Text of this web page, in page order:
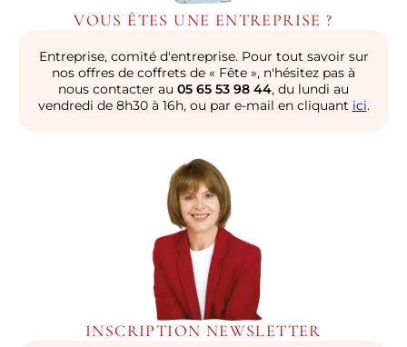
VOUS ÊTES UNE ENTREPRISE ?
Entreprise, comité d'entreprise. Pour tout savoir sur
nos offres de coffrets de « Fête », n'hésitez pas à
nous contacter au 05 65 53 98 44, du lundi au
vendredi de 8h30 à 16h, ou par e-mail en cliquant ici.
INSCRIPTION NEWSLETTER